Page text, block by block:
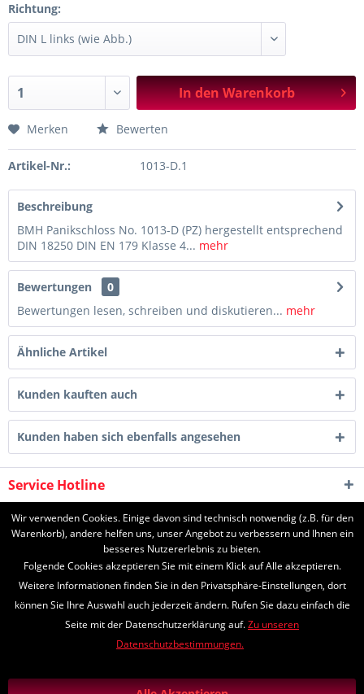
Richtung:
In denWarenkorb
Merken Bewerten
Artikel-Nr.: 1013-D.1
Beschreibung
BMH Panikschloss No. 1013-D (PZ) hergestellt entsprechend
DIN 18250 DIN EN 179 Klasse 4... mehr
Bewertungen
0
Bewertungen lesen, schreiben und diskutieren... mehr
Ähnliche Artikel
Kunden kauften auch
Kunden haben sich ebenfalls angesehen
Service Hotline
Shop Service
* Alle Preise inkl. gesetzl. Mehrwertsteuer zzgl.Versandkosten
Nachnahmegebühren, wenn nicht anders beschrieben
*Lieferzeiten
Zahlungs- und Versandinformationen
Wir verwenden Cookies. Einige davon sind technisch notwendig (z.B. für den
Warenkorb), andere helfen uns, unser Angebot zu verbessern und Ihnen ein
besseres Nutzererlebnis zu bieten.
Folgende Cookies akzeptieren Sie mit einem Klick auf Alle akzeptieren.
Weitere Informationen finden Sie in den Privatsphäre-Einstellungen, dort
können Sie Ihre Auswahl auch jederzeit ändern. Rufen Sie dazu einfach die
Seite mit der Datenschutzerklärung auf.Zu unseren
Datenschutzbestimmungen.